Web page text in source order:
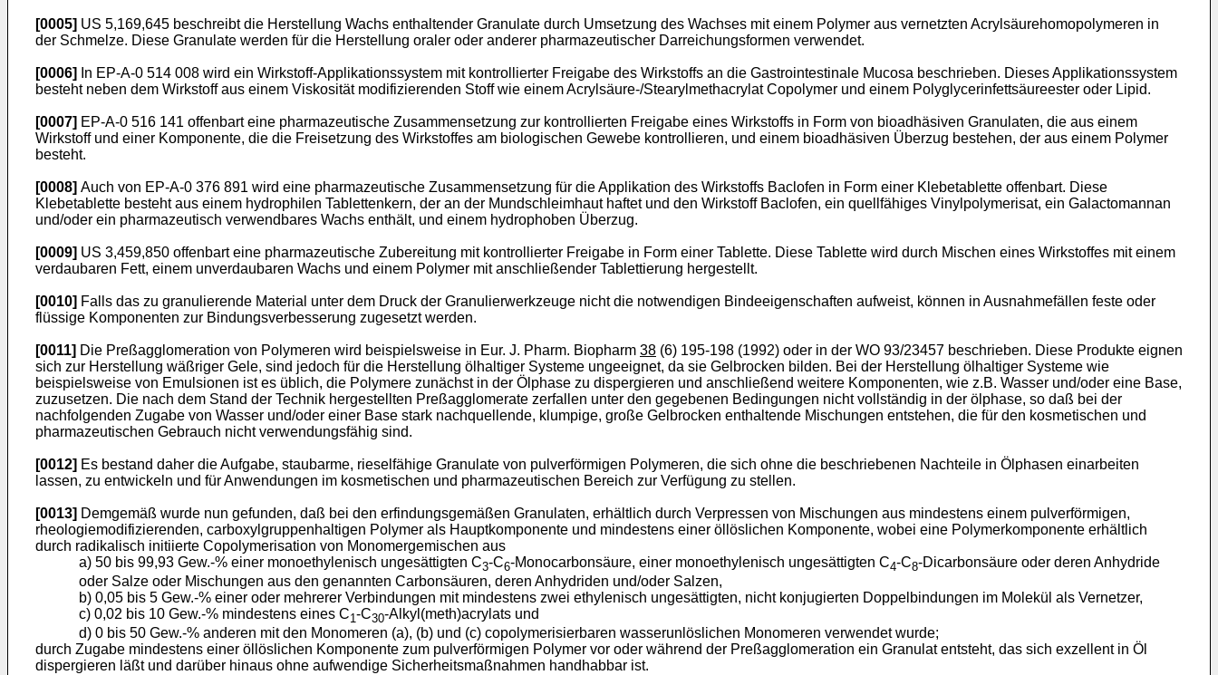
[0005] US 5,169,645 beschreibt die Herstellung Wachs enthaltender Granulate durch Umsetzung des Wachses mit einem Polymer aus vernetzten Acrylsäurehomopolymeren in
der Schmelze. Diese Granulate werden für die Herstellung oraler oder anderer pharmazeutischer Darreichungsformen verwendet.
[0006]
In EP-A-0 514 008 wird ein Wirkstoff-Applikationssystem mit kontrollierter Freigabe des Wirkstoffs an die Gastrointestinale Mucosa beschrieben. Dieses Applikationssystem
besteht neben dem Wirkstoff aus einem Viskosität modifizierenden Stoff wie einem Acrylsäure-/Stearylmethacrylat Copolymer und einem Polyglycerinfettsäureester oder Lipid.
[0007] EP-A-0 516 141 offenbart eine pharmazeutische Zusammensetzung zur kontrollierten Freigabe eines Wirkstoffs in Form von bioadhäsiven Granulaten, die aus einem
Wirkstoff und einer Komponente, die die Freisetzung des Wirkstoffes am biologischen Gewebe kontrollieren, und einem bioadhäsiven Überzug bestehen, der aus einem Polymer
besteht.
[0008] Auch von EP-A-0 376 891 wird eine pharmazeutische Zusammensetzung für die Applikation des Wirkstoffs Baclofen in Form einer Klebetablette offenbart. Diese
Klebetablette besteht aus einem hydrophilen Tablettenkern, der an der Mundschleimhaut haftet und den Wirkstoff Baclofen, ein quellfähiges Vinylpolymerisat, ein Galactomannan
und/oder ein pharmazeutisch verwendbares Wachs enthält, und einem hydrophoben Überzug.
[0009] US 3,459,850 offenbart eine pharmazeutische Zubereitung mit kontrollierter Freigabe in Form einer Tablette. Diese Tablette wird durch Mischen eines Wirkstoffes mit einem
verdaubaren Fett, einem unverdaubaren Wachs und einem Polymer mit anschließender Tablettierung hergestellt.
[0010] Falls das zu granulierende Material unter dem Druck der Granulierwerkzeuge nicht die notwendigen Bindeeigenschaften aufweist, können in Ausnahmefällen feste oder
flüssige Komponenten zur Bindungsverbesserung zugesetzt werden.
[0011] Die Preßagglomeration von Polymeren wird beispielsweise in Eur. J. Pharm. Biopharm 38 (6) 195-198 (1992) oder in der WO 93/23457 beschrieben. Diese Produkte eignen
sich zur Herstellung wäßriger Gele, sind jedoch für die Herstellung ölhaltiger Systeme ungeeignet, da sie Gelbrocken bilden. Bei der Herstellung ölhaltiger Systeme wie
beispielsweise von Emulsionen ist es üblich, die Polymere zunächst in der Ölphase zu dispergieren und anschließend weitere Komponenten, wie z.B. Wasser und/oder eine Base,
zuzusetzen. Die nach dem Stand der Technik hergestellten Preßagglomerate zerfallen unter den gegebenen Bedingungen nicht vollständig in der ölphase, so daß bei der
nachfolgenden Zugabe von Wasser und/oder einer Base stark nachquellende, klumpige, große Gelbrocken enthaltende Mischungen entstehen, die für den kosmetischen und
pharmazeutischen Gebrauch nicht verwendungsfähig sind.
[0012] Es bestand daher die Aufgabe, staubarme, rieselfähige Granulate von pulverförmigen Polymeren, die sich ohne die beschriebenen Nachteile in Ölphasen einarbeiten
lassen, zu entwickeln und für Anwendungen im kosmetischen und pharmazeutischen Bereich zur Verfügung zu stellen.
[0013] Demgemäß wurde nun gefunden, daß bei den erfindungsgemäßen Granulaten, erhältlich durch Verpressen von Mischungen aus mindestens einem pulverförmigen,
rheologiemodifizierenden, carboxylgruppenhaltigen Polymer als Hauptkomponente und mindestens einer öllöslichen Komponente, wobei eine Polymerkomponente erhältlich
durch radikalisch initiierte Copolymerisation von Monomergemischen aus
a) 50 bis 99,93 Gew.-% einer monoethylenisch ungesättigten C3-C6-Monocarbonsäure, einer monoethylenisch ungesättigten C4-C8-Dicarbonsäure oder deren Anhydride
oder Salze oder Mischungen aus den genannten Carbonsäuren, deren Anhydriden und/oder Salzen,
b) 0,05 bis 5 Gew.-% einer oder mehrerer Verbindungen mit mindestens zwei ethylenisch ungesättigten, nicht konjugierten Doppelbindungen im Molekül als Vernetzer,
c) 0,02 bis 10 Gew.-% mindestens eines C1-C30-Alkyl(meth)acrylats und
d) 0 bis 50 Gew.-% anderen mit den Monomeren (a), (b) und (c) copolymerisierbaren wasserunlöslichen Monomeren verwendet wurde;
durch Zugabe mindestens einer öllöslichen Komponente zum pulverförmigen Polymer vor oder während der Preßagglomeration ein Granulat entsteht, das sich exzellent in Öl
dispergieren läßt und darüber hinaus ohne aufwendige Sicherheitsmaßnahmen handhabbar ist.